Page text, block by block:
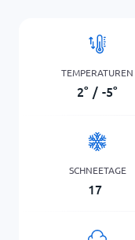
TEMPERATUREN
2° / -5°
SCHNEETAGE
17